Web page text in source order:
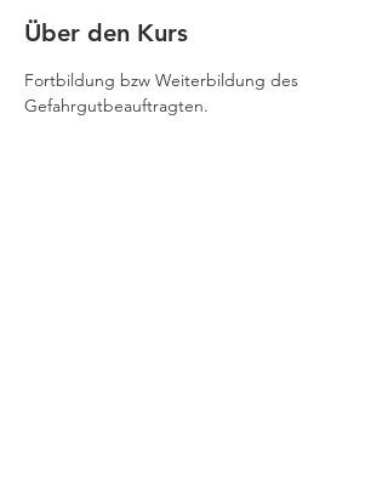
Über den Kurs
Fortbildung bzw Weiterbildung des
Gefahrgutbeauftragten.